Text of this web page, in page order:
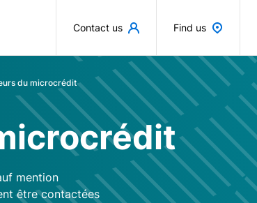
Contact us Find us
du microcrédit
mention
être contactées